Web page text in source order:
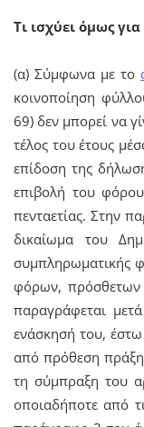
Τι ισχύει όμως
(α) Σύμφωνα με το
κοινοποίηση
69) δεν μπορεί να
τέλος του έτους
επίδοση της
επιβολή του
πενταετίας. Στην
δικαίωμα του
συμπληρωματικής
φόρων, πρόσθετων
παραγράφεται
ενάσκησή του, έστω
από πρόθεση
τη σύμπραξη του
οποιαδήποτε από